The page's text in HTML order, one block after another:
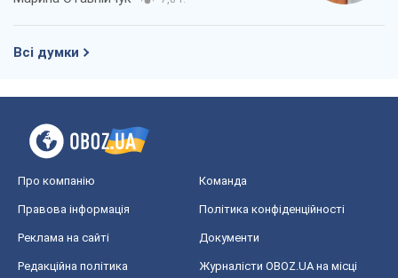
Всі думки
Про компанію Команда
Правова інформація Політика конфіденційності
Реклама на сайті Документи
Редакційна політика
Журналісти OBOZ.UA на місці